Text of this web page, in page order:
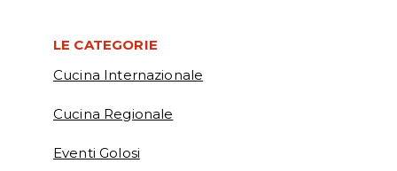
LE CATEGORIE
Cucina Internazionale
Cucina Regionale
Eventi Golosi